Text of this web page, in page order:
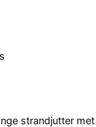
strandjutter